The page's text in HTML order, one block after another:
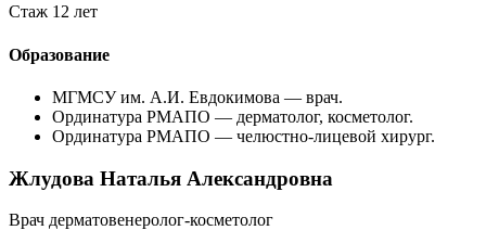
Стаж 12 лет
Образование
МГМСУ им. А.И. Евдокимова — врач.
Ординатура РМАПО — дерматолог, косметолог.
Ординатура РМАПО — челюстно-лицевой хирург.
Жлудова Наталья Александровна
Врач дерматовенеролог-косметолог